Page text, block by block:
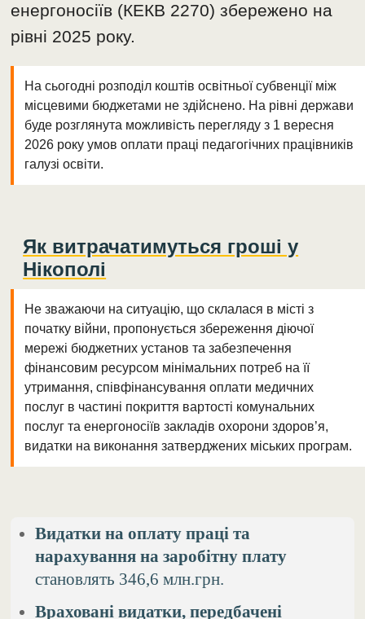
енергоносіїв (КЕКВ 2270) збережено на
рівні 2025 року.
На сьогодні розподіл коштів освітньої субвенції між
місцевими бюджетами не здійснено. На рівні держави
буде розглянута можливість перегляду з 1 вересня
2026 року умов оплати праці педагогічних працівників
галузі освіти.
Як витрачатимуться гроші у
Нікополі
Не зважаючи на ситуацію, що склалася в місті з
початку війни, пропонується збереження діючої
мережі бюджетних установ та забезпечення
фінансовим ресурсом мінімальних потреб на її
утримання, співфінансування оплати медичних
послуг в частині покриття вартості комунальних
послуг та енергоносіїв закладів охорони здоров’я,
видатки на виконання затверджених міських програм.
Видатки на оплату праці та
нарахування на заробітну плату
становлять 346,6 млн.грн.
Враховані видатки, передбачені